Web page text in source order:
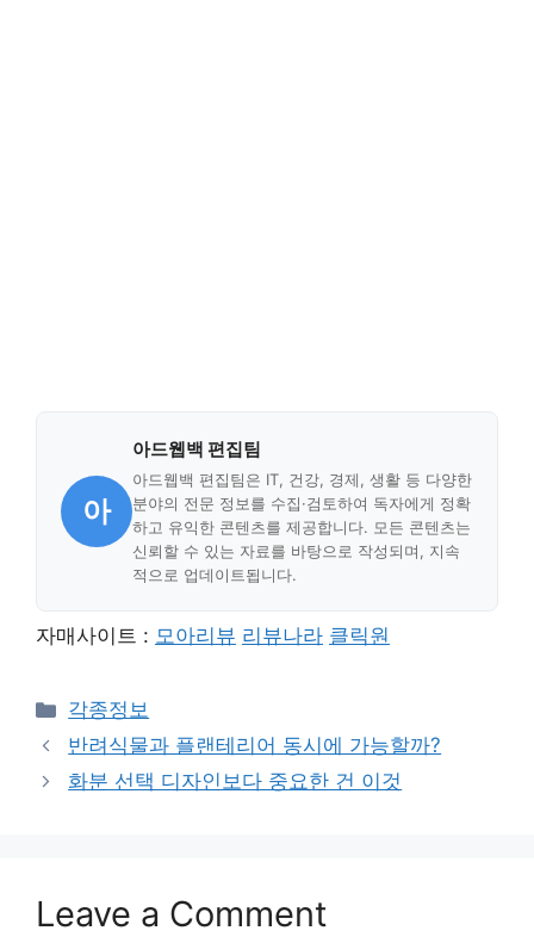
아
아드웹백 편집팀
아드웹백 편집팀은 IT, 건강, 경제, 생활 등 다양한
분야의 전문 정보를 수집·검토하여 독자에게 정확
하고 유익한 콘텐츠를 제공합니다. 모든 콘텐츠는
신뢰할 수 있는 자료를 바탕으로 작성되며, 지속
적으로 업데이트됩니다.
자매사이트 : 모아리뷰 리뷰나라 클릭원
Categories
각종정보
반려식물과 플랜테리어 동시에 가능할까?
화분 선택 디자인보다 중요한 건 이것
Leave a Comment